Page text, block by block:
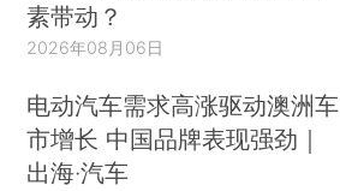
素带动？
2026年08月06日
电动汽车需求高涨驱动澳洲车
市增长 中国品牌表现强劲｜
出海·汽车